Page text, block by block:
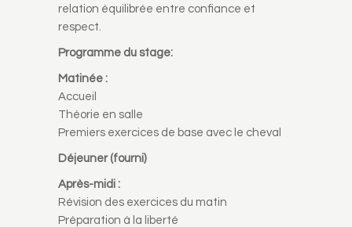
relation équilibrée entre confiance et
respect.
Programme du stage:
Matinée :
Accueil
Théorie en salle
Premiers exercices de base avec le cheval
Déjeuner (fourni)
Après-midi :
Révision des exercices du matin
Préparation à la liberté